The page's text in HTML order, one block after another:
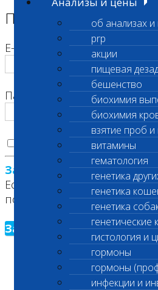
об анализах и
prp
акции
пищевая
бешенство
биохимия
биохимия
взятие проб
витамины
гематология
генетика
генетика
генетика
генетические
гистология и
гормоны
гормоны
инфекции и
Пожалуйста,
E-mail
Пароль
Запомнить меня на этом
Забыли свой пароль?
Если вы впервые на сайте,
пожалуйста,
Зарегистрироваться